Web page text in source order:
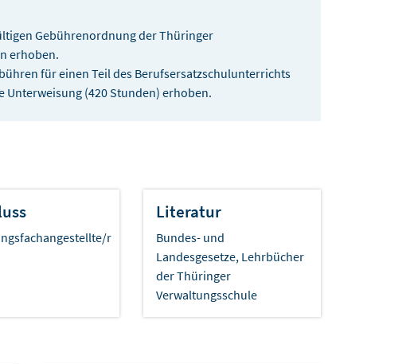
Gebührenordnung der Thüringer
erhoben.
für einen Teil des Berufsersatzschulunterrichts
(420 Stunden) erhoben.
r
Literatur
Bundes- und
Landesgesetze, Lehrbücher
der Thüringer
Verwaltungsschule